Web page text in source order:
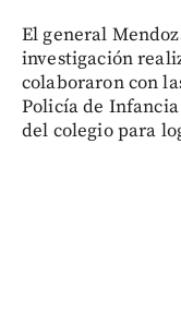
El general
investigación
colaboraron con
Policía de
del colegio para